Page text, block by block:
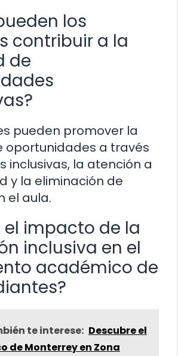
los
contribuir a la
de
pueden promover la
oportunidades a través
inclusivas, la atención a
y la eliminación de
el aula.
el impacto de la
inclusiva en el
académico de
te interese: Descubre el
de Monterrey en Zona